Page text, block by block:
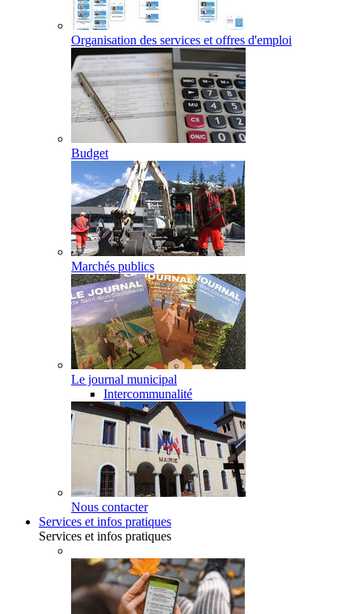
Organisation des services et offres d'emploi
Budget
Marchés publics
Le journal municipal
Intercommunalité
Nous contacter
Services et infos pratiques
Services et infos pratiques